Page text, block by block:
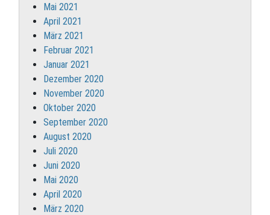
Mai 2021
April 2021
März 2021
Februar 2021
Januar 2021
Dezember 2020
November 2020
Oktober 2020
September 2020
August 2020
Juli 2020
Juni 2020
Mai 2020
April 2020
März 2020